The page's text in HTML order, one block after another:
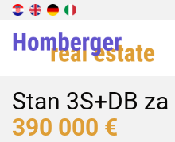
Stan 3S+DB
390 000 €